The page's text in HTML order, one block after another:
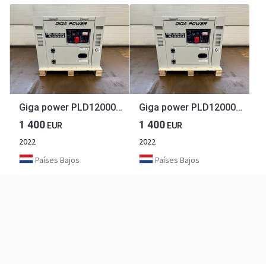
Giga power PLD12000SE 10 kVA silent generator
1 400 EUR
2022
Países Bajos
Giga power PLD12000SE 10 kVA silent generator
1 400 EUR
2022
Países Bajos